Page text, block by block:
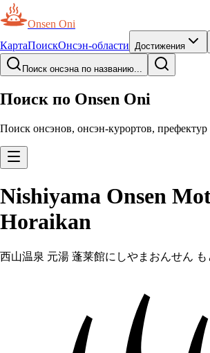
Onsen Oni
КартаПоискОнсэн-области Достижения
Поиск онсэна по названию...
Поиск по Onsen Oni
Поиск онсэнов, онсэн-курортов, префектур
Nishiyama Onsen
Horaikan
西山温泉 元湯 蓬莱館にしやまおんせん